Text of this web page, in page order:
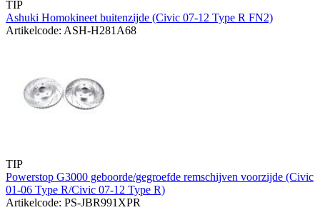
TIP
Ashuki Homokineet buitenzijde (Civic 07-12 Type R FN2)
Artikelcode: ASH-H281A68
TIP
Powerstop G3000 geboorde/gegroefde remschijven voorzijde (Civic
01-06 Type R/Civic 07-12 Type R)
Artikelcode: PS-JBR991XPR